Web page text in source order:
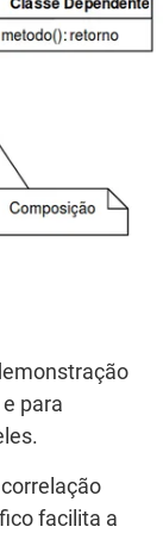
para
facilita a